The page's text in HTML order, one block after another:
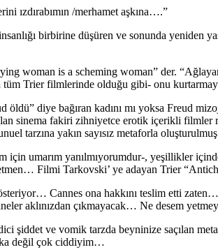
ızdırabımın /merhamet aşkına….”
birbirine düşüren ve sonunda yeniden
woman is a scheming woman” der.
tüm Trier filmlerinde olduğu gibi- onu
diye bağıran kadını mı yoksa Freud
fakiri zihniyetce erotik içerikli filmler
tarzına yakın sayısız metaforla
için umarım yanılmıyorumdur-, yeşillikler
Filmi Tarkovski’ ye adayan Trier
Cannes ona hakkını teslim etti
aklınızdan çıkmayacak… Ne desem
şiddet ve vomik tarzda beyninize saçılan
değil çok ciddiyim…